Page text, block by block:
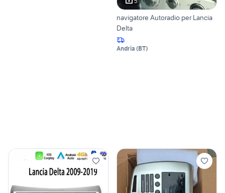
navigatore Autoradio per Lancia
Delta
Andria (BT)